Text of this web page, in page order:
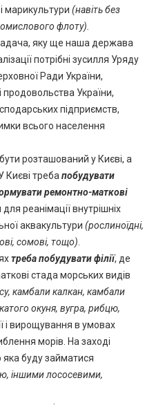
марикультури (навіть без
флоту).
яку ще наша держава
потрібні зусилля Уряду
Ради України,
продовольства України,
підприємств,
всього населення
розташований у Києві, а
Києві треба побудувати
ремонтно-маткові
реанімації внутрішніх
аквакультури (рослиноїдні,
сомові, тощо)
треба побудувати філії, де
стада морських видів
камбали калкан, камбали
окуня, вугра, рибцю,
і вирощування в умовах
морів. На заході
яка буду займатися
іншими лососевими,